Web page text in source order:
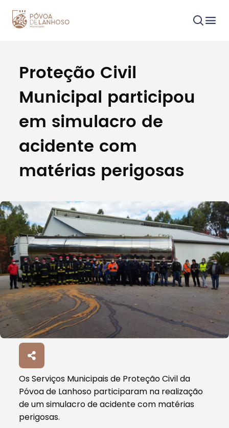
Procurar
Tipo de conteúdo
Filtros
Proteção Civil
Municipal participou
em simulacro de
acidente com
matérias perigosas
Os Serviços Municipais de Proteção Civil da
Póvoa de Lanhoso participaram na realização
de um simulacro de acidente com matérias
perigosas.